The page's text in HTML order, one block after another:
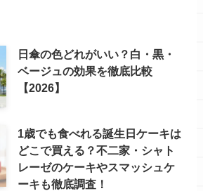
日傘の色どれがいい？白・黒・
ベージュの効果を徹底比較
【2026】
1歳でも食べれる誕生日ケーキは
どこで買える？不二家・シャト
レーゼのケーキやスマッシュケ
ーキも徹底調査！